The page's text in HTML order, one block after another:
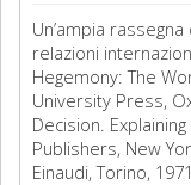
Un’ampia
relazioni
Hegemony: The
University Press,
Decision.
Publishers, New
Einaudi, Torino,